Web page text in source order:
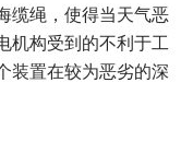
缆绳，使得当天气恶
机构受到的不利于工
装置在较为恶劣的深